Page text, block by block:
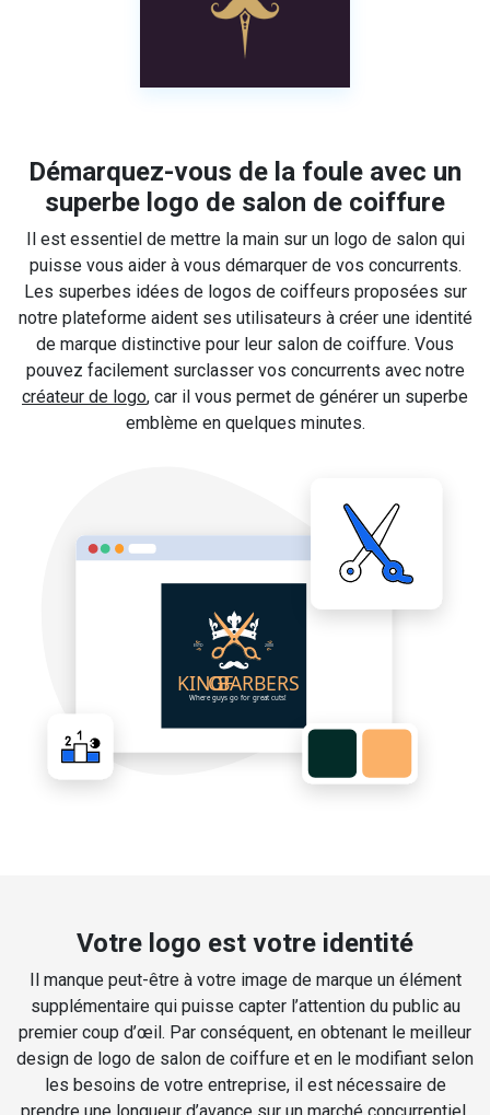
Démarquez-vous de la foule avec un
superbe logo de salon de coiffure
Il est essentiel de mettre la main sur un logo de salon qui
puisse vous aider à vous démarquer de vos concurrents.
Les superbes idées de logos de coiffeurs proposées sur
notre plateforme aident ses utilisateurs à créer une identité
de marque distinctive pour leur salon de coiffure. Vous
pouvez facilement surclasser vos concurrents avec notre
créateur de logo, car il vous permet de générer un superbe
emblème en quelques minutes.
Votre logo est votre identité
Il manque peut-être à votre image de marque un élément
supplémentaire qui puisse capter l’attention du public au
premier coup d’œil. Par conséquent, en obtenant le meilleur
design de logo de salon de coiffure et en le modifiant selon
les besoins de votre entreprise, il est nécessaire de